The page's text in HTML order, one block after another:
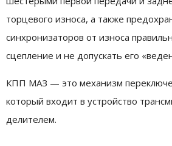
торцевого износа, а также
синхронизаторов от износа
сцепление и не допускать его
КПП МАЗ — это механизм
который входит в устройство
делителем.